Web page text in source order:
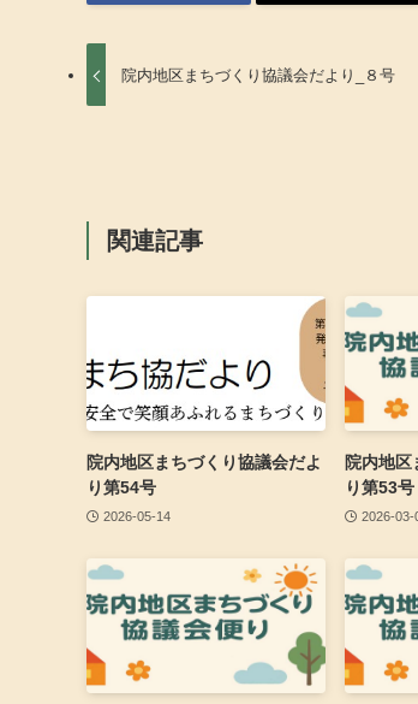
院内地区まちづくり協議会だより_８号
関連記事
院内地区まちづくり協議会だよ
り第54号
2026-05-14
院内地区
り第53号
2026-03-